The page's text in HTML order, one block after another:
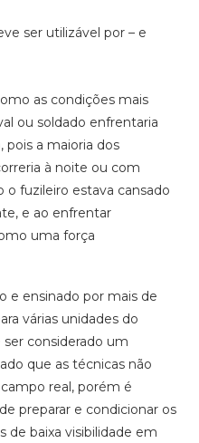
ser utilizável por – e
as condições mais
ou soldado enfrentaria
a maioria dos
à noite ou com
o fuzileiro estava cansado
e ao enfrentar
uma força
e ensinado por mais de
várias unidades do
considerado um
que as técnicas não
real, porém é
preparar e condicionar os
de baixa visibilidade em